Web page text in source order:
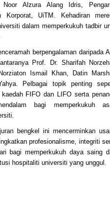
Alzura Alang Idris,
Korporat, UiTM. Kehadiran
dalam memperkukuh tadbir
berpengalaman daripada
Prof. Dr. Sharifah
Ismail Khan, Datin
Pelbagai topik penting
FIFO dan LIFO serta
bagi memperkukuh
bengkel ini mencerminkan
profesionalisme, integriti
bagi memperkukuh daya saing
hospitaliti universiti yang unggul.